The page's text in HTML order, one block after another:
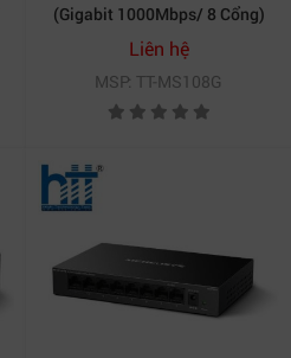
(Gigabit 1000Mbps/ 8 Cổng)
Liên hệ
MSP: TT-MS108G